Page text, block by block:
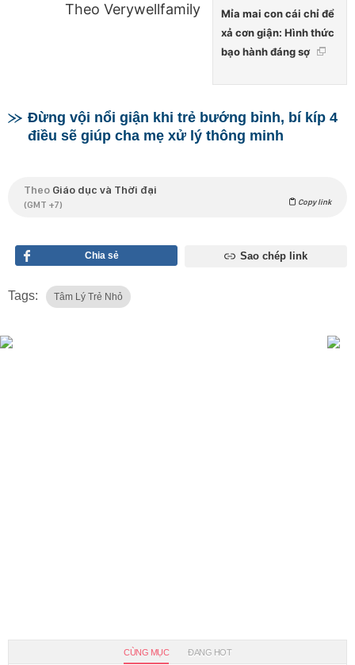
Mỉa mai con cái chỉ để
xả cơn giận: Hình thức
bạo hành đáng sợ
Theo Verywellfamily
Đừng vội nổi giận khi trẻ bướng bỉnh, bí kíp 4
điều sẽ giúp cha mẹ xử lý thông minh
Theo Giáo dục và Thời đại
(GMT +7) Copy link
Chia sẻ Sao chép link
Tags: Tâm Lý Trẻ Nhỏ
CÙNG MỤC ĐANG HOT